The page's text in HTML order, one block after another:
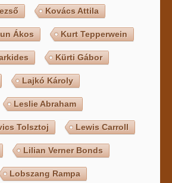
Kovács Attila
Ákos Kurt Tepperwein
Kürti Gábor
Lajkó Károly
Leslie Abraham
Tolsztoj Lewis Carroll
Lilian Verner Bonds
Lobszang Rampa